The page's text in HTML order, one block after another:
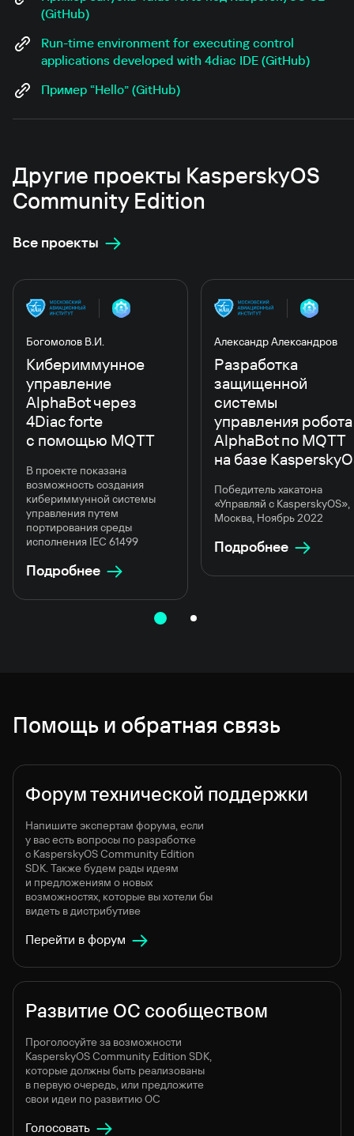
(GitHub)
Run-time environment for executing control
applications developed with 4diac IDE (GitHub)
Пример “Hello” (GitHub)
Другие проекты KasperskyOS
Community Edition
Все проекты
Богомолов В.И.
Кибериммунное
управление
AlphaBot через
4Diac forte
с помощью MQTT
В проекте показана
возможность создания
кибериммунной системы
управления путем
портирования среды
исполнения IEC 61499
Подробнее
Александр Александров
Разработка
защищенной
системы
управления робота
AlphaBot по MQTT
на базе
Победитель хакатона
«Управляй с KasperskyOS»,
Москва, Ноябрь 2022
Подробнее
Помощь и обратная связь
Форум технической поддержки
Напишите экспертам форума, если
у вас есть вопросы по разработке
c KasperskyOS Community Edition
SDK. Также будем рады идеям
и предложениям о новых
возможностях, которые вы хотели бы
видеть в дистрибутиве
Перейти в форум
Развитие ОС сообществом
Проголосуйте за возможности
KasperskyOS Community Edition SDK,
которые должны быть реализованы
в первую очередь, или предложите
свои идеи по развитию ОС
Голосовать